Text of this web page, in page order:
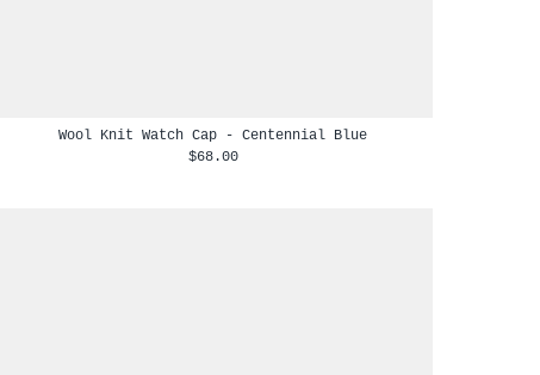
Wool Knit Watch Cap - Centennial Blue
$68.00